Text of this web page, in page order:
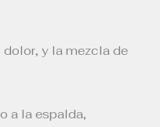
y la mezcla de
a la espalda,